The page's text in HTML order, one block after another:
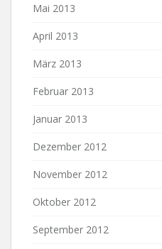
Mai 2013
April 2013
März 2013
Februar 2013
Januar 2013
Dezember 2012
November 2012
Oktober 2012
September 2012